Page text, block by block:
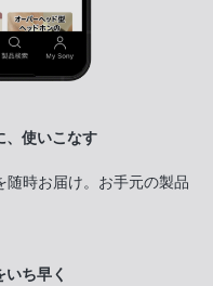
、使いこなす
随時お届け。お手元の製品
いち早く